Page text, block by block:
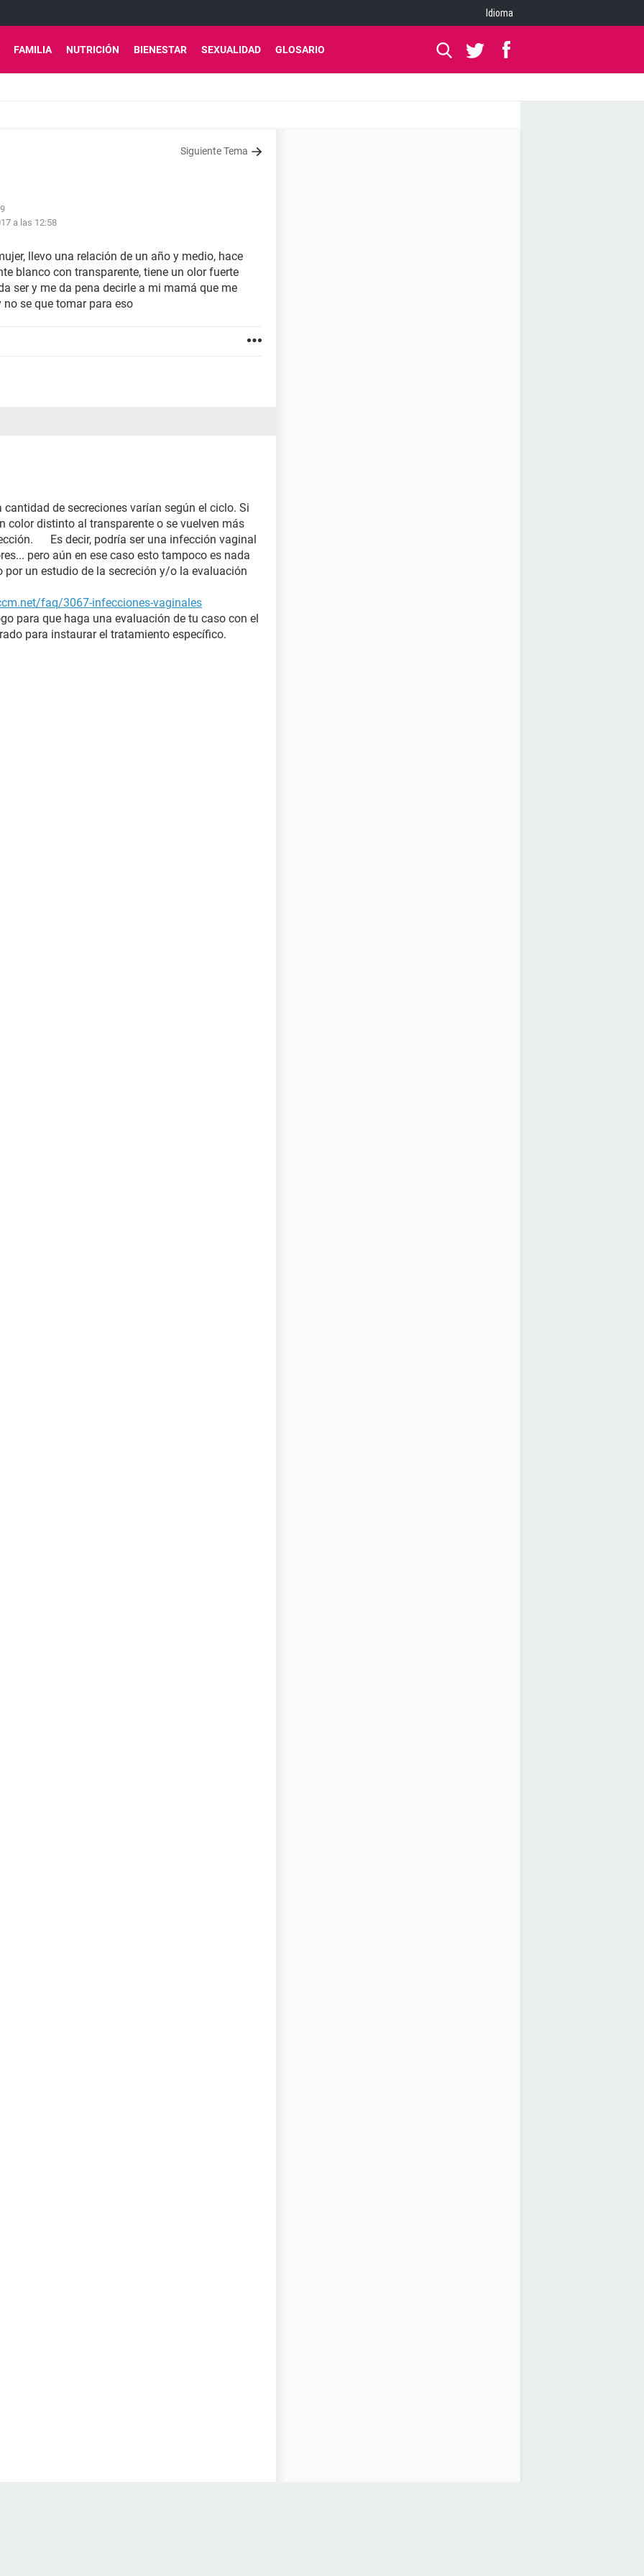
Idioma
FAMILIA NUTRICIÓN BIENESTAR SEXUALIDAD GLOSARIO
Siguiente Tema
a las 12:58
llevo una relación de un año y medio, hace
blanco con transparente, tiene un olor fuerte
ser y me da pena decirle a mi mamá que me
se que tomar para eso
de secreciones varían según el ciclo. Si
color distinto al transparente o se vuelven más
Es decir, podría ser una infección vaginal
pero aún en ese caso esto tampoco es nada
por un estudio de la secreción y/o la evaluación
faq/3067-infecciones-vaginales
para que haga una evaluación de tu caso con el
para instaurar el tratamiento específico.